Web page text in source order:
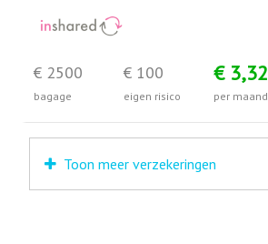
€ 2500
bagage
€ 100
eigen risico
€ 3,32
per maand
Toon meer verzekeringen